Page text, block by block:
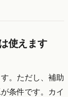
使えます
。ただし、補助
条件です。カイ